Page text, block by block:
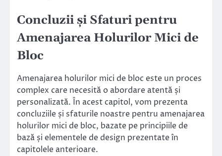
Concluzii și Sfaturi pentru
Amenajarea Holurilor Mici de
Bloc
Amenajarea holurilor mici de bloc este un proces
complex care necesită o abordare atentă și
personalizată. În acest capitol, vom prezenta
concluziile și sfaturile noastre pentru amenajarea
holurilor mici de bloc, bazate pe principiile de
bază și elementele de design prezentate în
capitolele anterioare.